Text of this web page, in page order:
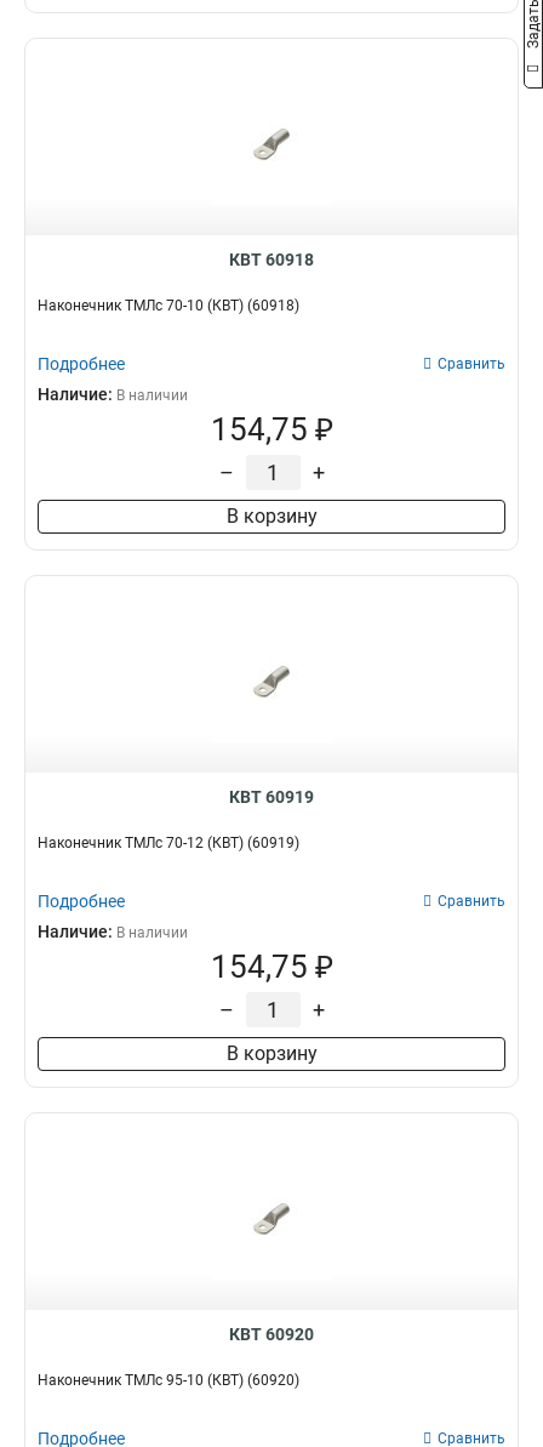
КВТ 60918
Наконечник ТМЛс 70-10 (КВТ) (60918)
Подробнее Сравнить
Наличие: В наличии
154,75 ₽
– +
В корзину
КВТ 60919
Наконечник ТМЛс 70-12 (КВТ) (60919)
Подробнее Сравнить
Наличие: В наличии
154,75 ₽
– +
В корзину
КВТ 60920
Наконечник ТМЛс 95-10 (КВТ) (60920)
Подробнее Сравнить